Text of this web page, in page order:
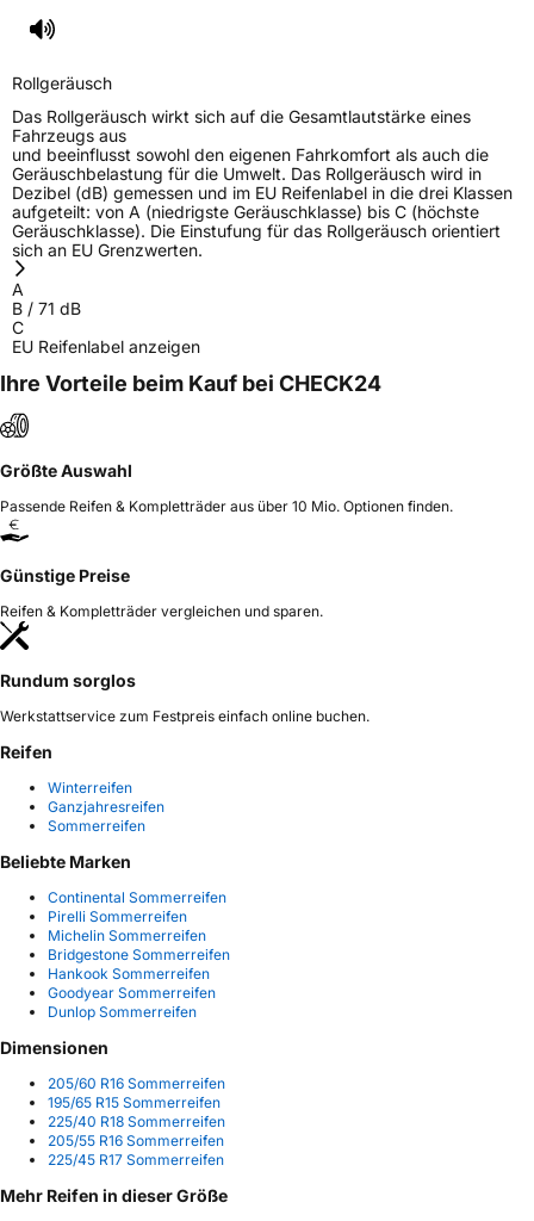
Rollgeräusch
Das Rollgeräusch wirkt sich auf die Gesamtlautstärke eines
Fahrzeugs aus
und beeinflusst sowohl den eigenen Fahrkomfort als auch die
Geräuschbelastung für die Umwelt. Das Rollgeräusch wird in
Dezibel (dB) gemessen und im EU Reifenlabel in die drei Klassen
aufgeteilt: von A (niedrigste Geräuschklasse) bis C (höchste
Geräuschklasse). Die Einstufung für das Rollgeräusch orientiert
sich an EU Grenzwerten.
A
B / 71 dB
C
EU Reifenlabel anzeigen
Ihre Vorteile beim Kauf bei CHECK24
Größte Auswahl
Passende Reifen & Kompletträder aus über 10 Mio. Optionen finden.
Günstige Preise
Reifen & Kompletträder vergleichen und sparen.
Rundum sorglos
Werkstattservice zum Festpreis einfach online buchen.
Reifen
Winterreifen
Ganzjahresreifen
Sommerreifen
Beliebte Marken
Continental Sommerreifen
Pirelli Sommerreifen
Michelin Sommerreifen
Bridgestone Sommerreifen
Hankook Sommerreifen
Goodyear Sommerreifen
Dunlop Sommerreifen
Dimensionen
205/60 R16 Sommerreifen
195/65 R15 Sommerreifen
225/40 R18 Sommerreifen
205/55 R16 Sommerreifen
225/45 R17 Sommerreifen
Mehr Reifen in dieser Größe